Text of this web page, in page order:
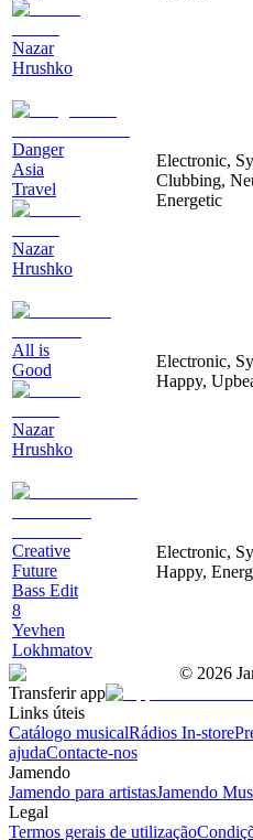
Nazar
Hrushko
Danger
Asia
Travel
Nazar
Hrushko
Electronic,
Clubbing,
Energetic
All is
Good
Nazar
Hrushko
Electronic,
Happy,
Creative
Future
Bass Edit
8
Yevhen
Lokhmatov
Electronic,
Happy,
© 2026
Transferir app
Links úteis
Catálogo musicalRádios In-store
ajudaContacte-nos
Jamendo
Jamendo para artistasJamendo
Legal
Termos gerais de utilização